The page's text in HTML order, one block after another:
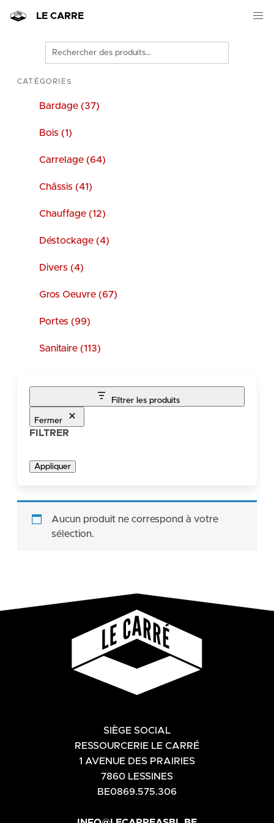
LE CARRE
Rechercher
des
produits
CATÉGORIES
Bardage (37)
Bois (1)
Carrelage (64)
Châssis (41)
Chauffage (12)
Déstockage (4)
Divers (4)
Gros Oeuvre (67)
Portes (99)
Sanitaire (113)
Filtrer les produits
Fermer
FILTRER
Appliquer
Aucun produit ne correspond à votre
sélection.
SIÈGE SOCIAL
RESSOURCERIE LE CARRÉ
1 AVENUE DES PRAIRIES
7860 LESSINES
BE0869.575.306